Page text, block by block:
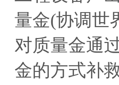
量金(协调世
对质量金通
金的方式补